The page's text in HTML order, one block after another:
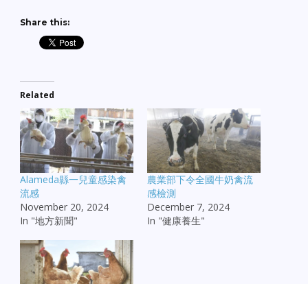
Share this:
Related
Alameda縣一兒童感染禽
流感
November 20, 2024
In "地方新聞"
農業部下令全國牛奶禽流
感檢測
December 7, 2024
In "健康養生"